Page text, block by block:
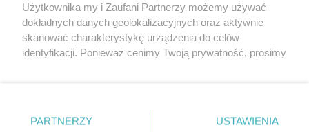
Zapomniałem hasła
Copyright © 2022 Kurier Szczeciński sp. z o.o.
Użytkownika my i Zaufani Partnerzy możemy używać
dokładnych danych geolokalizacyjnych oraz aktywnie
skanować charakterystykę urządzenia do celów
identyfikacji. Ponieważ cenimy Twoją prywatność, prosimy
prywatności znajdujący się w lewym dolnym rogu strony
. Niektóre rodzaje przetwarzania danych nie wymagają
PARTNERZY USTAWIENIA